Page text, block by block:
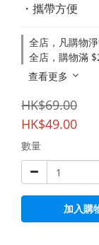
・攜帶方便
全店，凡購物
全店，購物滿
查看更多
HK$69.00
HK$49.00
數量
加入購